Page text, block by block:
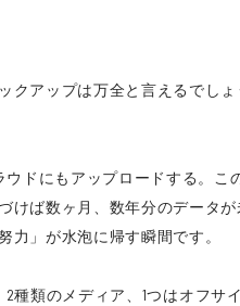
クアップは万全と言えるでし
ドにもアップロードする。こ
ば数ヶ月、数年分のデータ
」が水泡に帰す瞬間です。
類のメディア、1つはオフサ